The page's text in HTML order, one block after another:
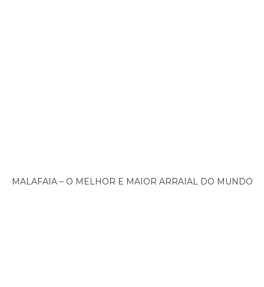
MALAFAIA – O MELHOR E MAIOR ARRAIAL DO MUNDO